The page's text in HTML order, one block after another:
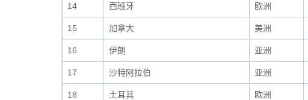
14 西班牙 欧洲
15 加拿大 美洲
16 伊朗 亚洲
17 沙特阿拉伯 亚洲
18 土耳其 欧洲